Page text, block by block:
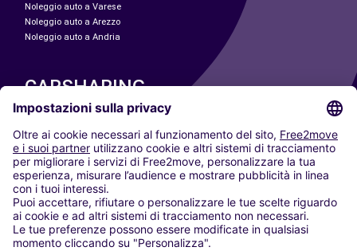
Noleggio auto a Varese
Noleggio auto a Arezzo
Noleggio auto a Andria
CARSHARING
LE NOSTRE CITTÀ
Paris
Madrid
Washington DC
Milano
Roma
Torino
Vienna
Berlino